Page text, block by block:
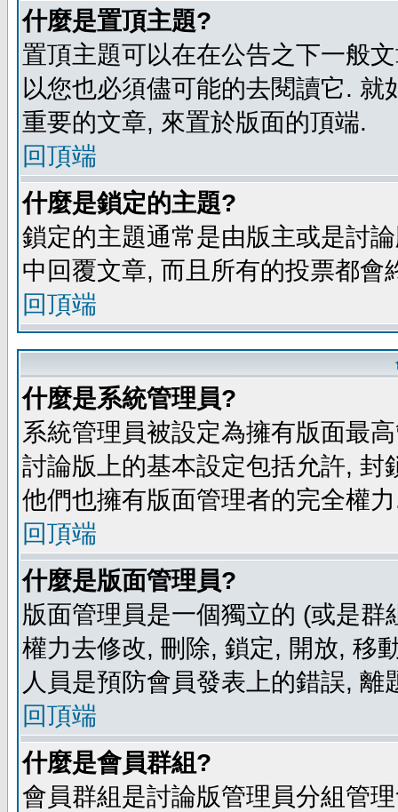
什麼是置頂主題?
置頂主題可以在在公告之下一般
以您也必須儘可能的去閱讀它.
重要的文章, 來置於版面的頂端.
回頂端
什麼是鎖定的主題?
鎖定的主題通常是由版主或是討
中回覆文章, 而且所有的投票都
回頂端
什麼是系統管理員?
系統管理員被設定為擁有版面最
討論版上的基本設定包括允許,
他們也擁有版面管理者的完全權
回頂端
什麼是版面管理員?
版面管理員是一個獨立的 (或是
權力去修改, 刪除, 鎖定, 開放, 移
人員是預防會員發表上的錯誤, 離
回頂端
什麼是會員群組?
會員群組是討論版管理員分組管